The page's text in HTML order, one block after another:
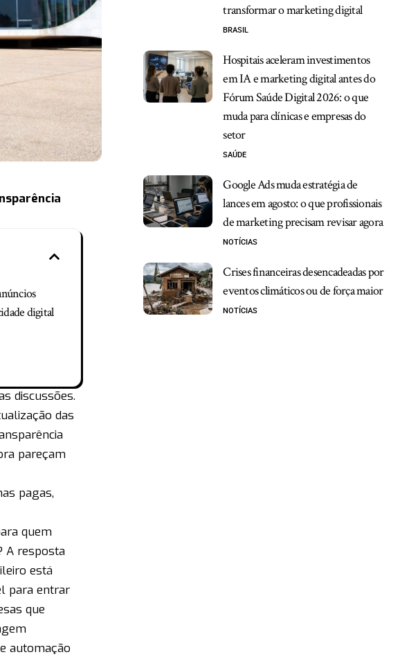
digital
discussões.
das
pareçam
pagas,
quem
A resposta
está
para entrar
que
automação
transformar o marketing digital
BRASIL
Hospitais aceleram investimentos
em IA e marketing digital antes do
Fórum Saúde Digital 2026: o que
muda para clínicas e empresas do
setor
SAÚDE
Google Ads muda estratégia de
lances em agosto: o que profissionais
de marketing precisam revisar agora
NOTÍCIAS
Crises financeiras desencadeadas por
eventos climáticos ou de força maior
NOTÍCIAS